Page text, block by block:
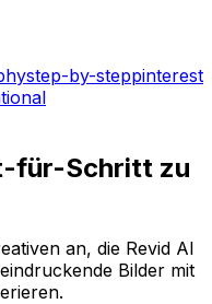
step-by-steppinterest
für-Schritt zu
an, die Revid AI
Bilder mit